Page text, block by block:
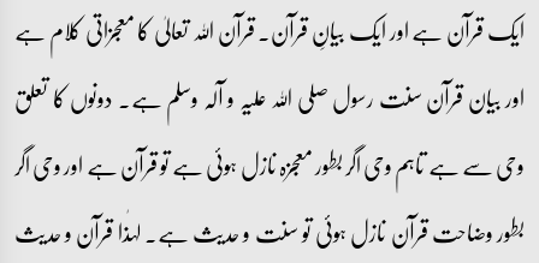
ایک قرآن ہے اور ایک بیانِ قرآن۔ قرآن اللہ تعالیٰ کا معجزاتی کلام ہے
اور بیان قرآن سنت رسول صلی اللہ علیہ و آلہ وسلم ہے۔ دونوں کا تعلق
وحی سے ہے تاہم وحی اگر بطور معجزہ نازل ہوئی ہے تو قرآن ہے اور وحی اگر
بطور وضاحت قرآن نازل ہوئی تو سنت و حدیث ہے۔ لہٰذا قرآن و حدیث